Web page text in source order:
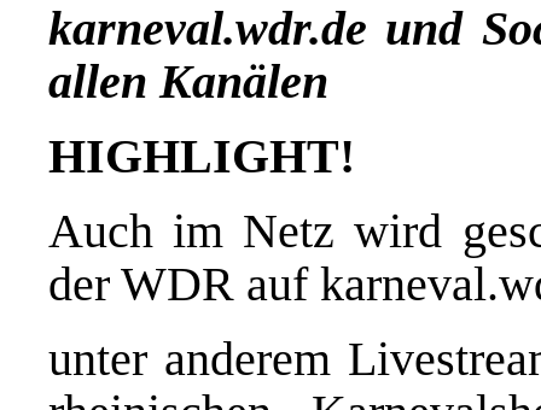
karneval.wdr.de und
allen Kanälen
HIGHLIGHT!
Auch im Netz wird
der WDR auf
unter anderem